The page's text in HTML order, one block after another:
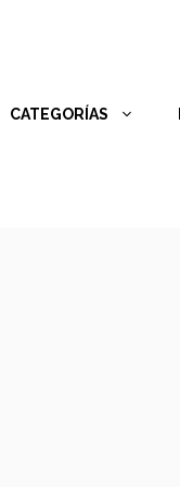
CATEGORÍAS